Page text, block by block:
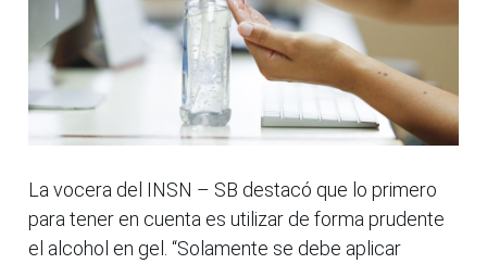
La vocera del INSN – SB destacó que lo primero
para tener en cuenta es utilizar de forma prudente
el alcohol en gel. “Solamente se debe aplicar